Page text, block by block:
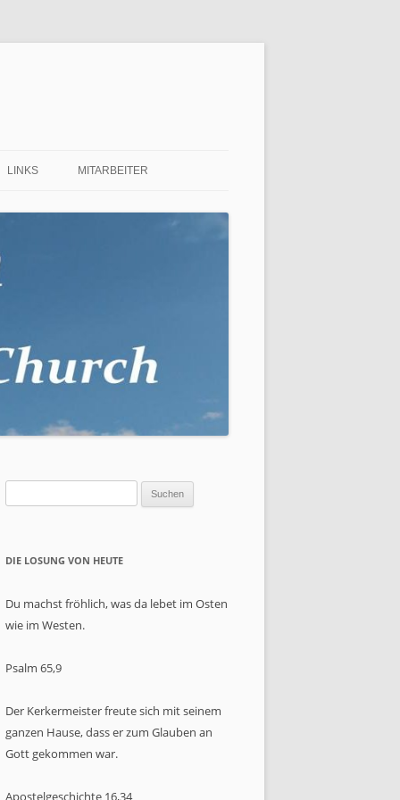
LINKS MITARBEITER
DIE LOSUNG VON HEUTE
Du machst fröhlich, was da lebet im Osten
wie im Westen.
Psalm 65,9
Der Kerkermeister freute sich mit seinem
ganzen Hause, dass er zum Glauben an
Gott gekommen war.
Apostelgeschichte 16,34